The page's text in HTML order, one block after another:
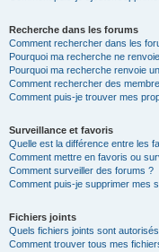
Recherche dans les forums
Comment rechercher dans les
Pourquoi ma recherche ne
Pourquoi ma recherche renvoie
Comment rechercher des
Comment puis-je trouver mes
Surveillance et favoris
Quelle est la différence entre les
Comment mettre en favoris ou
Comment surveiller des forums ?
Comment puis-je supprimer mes
Fichiers joints
Quels fichiers joints sont
Comment trouver tous mes